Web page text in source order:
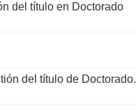
del título en Doctorado
del título de Doctorado.